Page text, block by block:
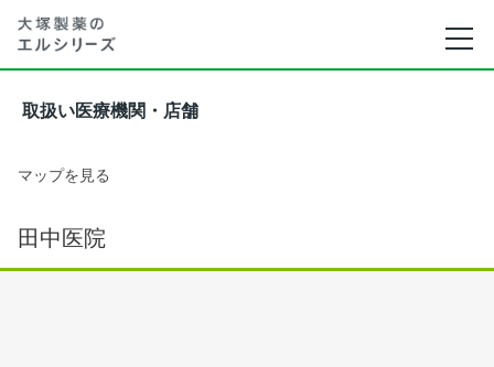
取扱い医療機関・店舗
マップを見る
田中医院